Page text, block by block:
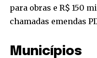
para obras e R$ 150
chamadas emendas
Municípios